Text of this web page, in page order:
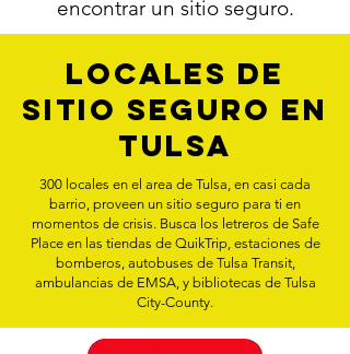
encontrar un sitio seguro.
Locales de
Sitio Seguro en
Tulsa
300 locales en el area de Tulsa, en casi cada
barrio, proveen un sitio seguro para ti en
momentos de crisis. Busca los letreros de Safe
Place en las tiendas de QuikTrip, estaciones de
bomberos, autobuses de Tulsa Transit,
ambulancias de EMSA, y bibliotecas de Tulsa
City-County.